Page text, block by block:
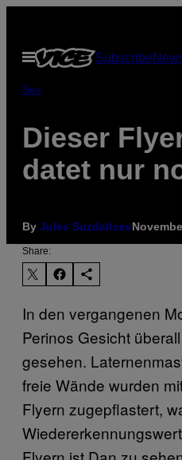
content
Open
Menu
Subscribe
Sex
Dieser
datet nur
By Jules Suzdaltsev
Share:
In den vergangenen
Perinos Gesicht
gesehen.
freie Wände wurden
Flyern zugepflastert,